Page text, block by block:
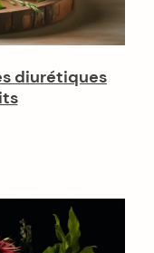
diurétiques